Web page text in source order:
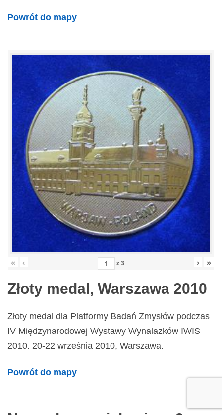
Powrót do mapy
« ‹ z3 › »
Złoty medal, Warszawa 2010
Złoty medal dla Platformy Badań Zmysłów podczas
IV Międzynarodowej Wystawy Wynalazków IWIS
2010. 20-22 września 2010, Warszawa.
Powrót do mapy